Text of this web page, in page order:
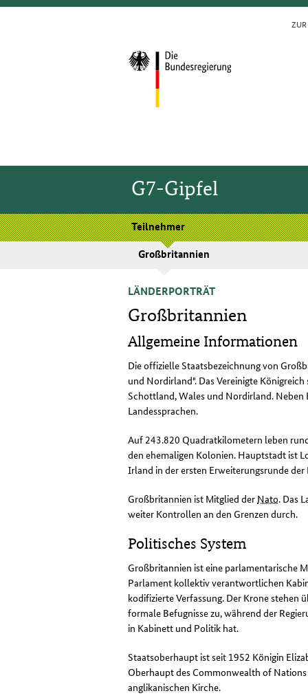
G7-Gipfel
Teilnehmer
Großbritannien
LÄNDERPORTRÄT
Großbritannien
Allgemeine Informationen
Die offizielle Staatsbezeichnung von
und Nordirland". Das Vereinigte
Schottland,Wales und Nordirland. Neben
Landessprachen.
Auf 243.820 Quadratkilometern leben
den ehemaligen Kolonien. Hauptstadt ist
Irland in der ersten Erweiterungsrunde
Großbritannien ist Mitglied der Nato. Das
weiter Kontrollen an den Grenzen durch.
Politisches System
Großbritannien ist eine parlamentarische
Parlament kollektiv verantwortlichen
kodifizierte Verfassung. Der Krone stehen
formale Befugnisse zu, während der
in Kabinett und Politik hat.
Staatsoberhaupt ist seit 1952 Königin
Oberhaupt desCommonwealth of Nations
anglikanischen Kirche.